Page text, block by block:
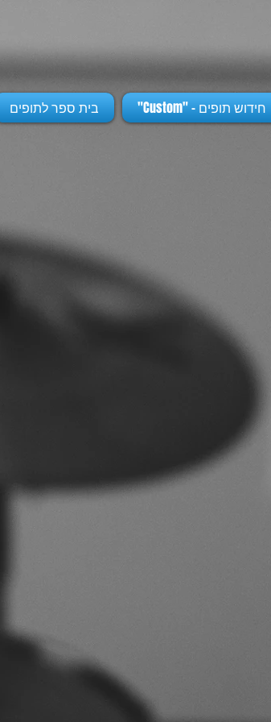
חידוש תופים - "Custom" בית ספר לתופים